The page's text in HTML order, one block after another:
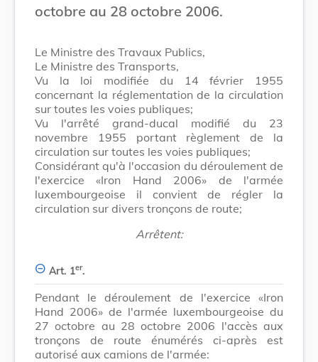
octobre au 28 octobre 2006.
Le Ministre des Travaux Publics,
Le Ministre des Transports,
Vu la loi modifiée du 14 février 1955
concernant la réglementation de la circulation
sur toutes les voies publiques;
Vu l'arrêté grand-ducal modifié du 23
novembre 1955 portant règlement de la
circulation sur toutes les voies publiques;
Considérant qu'à l'occasion du déroulement de
l'exercice «Iron Hand 2006» de l'armée
luxembourgeoise il convient de régler la
circulation sur divers tronçons de route;
Arrêtent:
Art. 1er.
Pendant le déroulement de l'exercice «Iron
Hand 2006» de l'armée luxembourgeoise du
27 octobre au 28 octobre 2006 l'accès aux
tronçons de route énumérés ci-après est
autorisé aux camions de l'armée: